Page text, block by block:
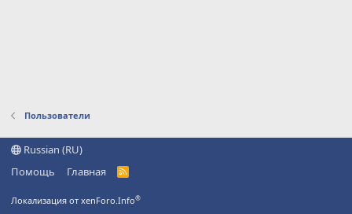
Пользователи
Russian (RU)
Помощь
Главная
R
Локализация от xenForo.Info®